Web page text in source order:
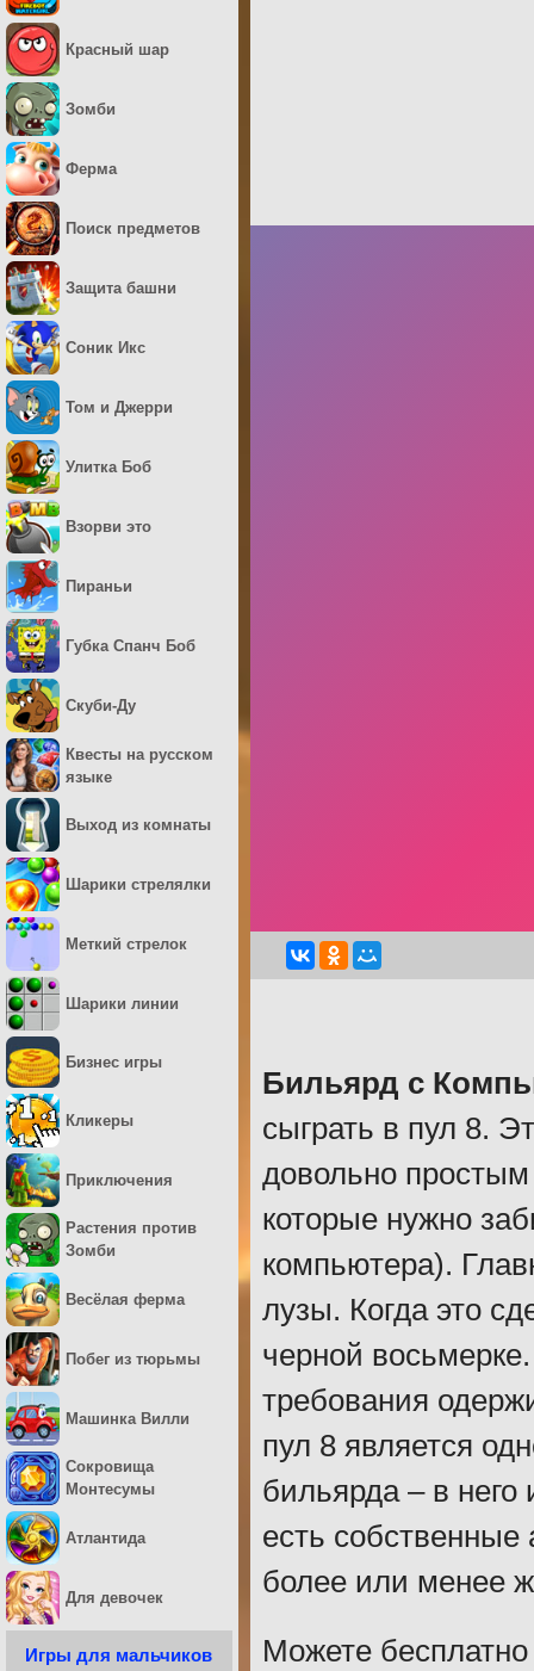
Бильярд с
сыграть в пул 8.
довольно
которые нужно
компьютера).
лузы. Когда это
черной
требования
пул 8 является
бильярда – в него
есть
более или менее
Можете
Красный шар
Зомби
Ферма
Поиск предметов
Защита башни
Соник Икс
Том и Джерри
Улитка Боб
Взорви это
Пираньи
Губка Спанч Боб
Скуби-Ду
Квесты на русском
языке
Выход из комнаты
Шарики стрелялки
Меткий стрелок
Шарики линии
Бизнес игры
Кликеры
Приключения
Растения против
Зомби
Весёлая ферма
Побег из тюрьмы
Машинка Вилли
Сокровища
Монтесумы
Атлантида
Для девочек
Игры для мальчиков